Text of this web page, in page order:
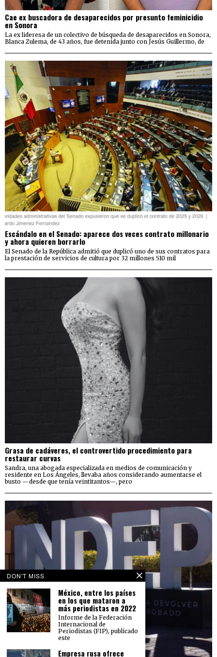
Cae ex buscadora de desaparecidos por presunto feminicidio
en Sonora
La ex lideresa de un colectivo de búsqueda de desaparecidos en Sonora,
Blanca Zulema, de 43 años, fue detenida junto con Jesús Guillermo, de
Escándalo en el Senado: aparece dos veces contrato millonario
y ahora quieren borrarlo
El Senado de la República admitió que duplicó uno de sus contratos para
la prestación de servicios de cultura por 32 millones 510 mil
Grasa de cadáveres, el controvertido procedimiento para
restaurar curvas
Sandra, una abogada especializada en medios de comunicación y
residente en Los Ángeles, llevaba años considerando aumentarse el
busto —desde que tenía veintitantos—, pero
DON'T MISS
México, entre los países
en los que mataron a
más periodistas en 2022
Informe de la Federación
Internacional de
Periodistas (FIP), publicado
este
Empresa rusa ofrece